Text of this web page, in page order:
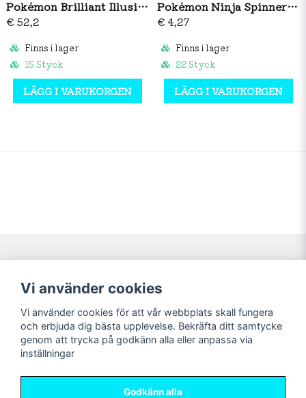
Pokémon Brilliant Illusions CSV8C Booster Box Slim (S-CH)
€ 52,2
Finns i lager
15 Styck
LÄGG I VARUKORGEN
Pokémon Ninja Spinner Booster Pack (JP)
€ 4,27
Finns i lager
22 Styck
LÄGG I VARUKORGEN
Navigering
Nyheter!
Förbeställning
Mitt konto
Logga in
Registrera dig
Glömt lösenord?
Sociala medier
Vi använder cookies
Vi använder cookies för att vår webbplats skall fungera
och erbjuda dig bästa upplevelse. Bekräfta ditt samtycke
genom att trycka på godkänn alla eller anpassa via
inställningar
Godkänn alla